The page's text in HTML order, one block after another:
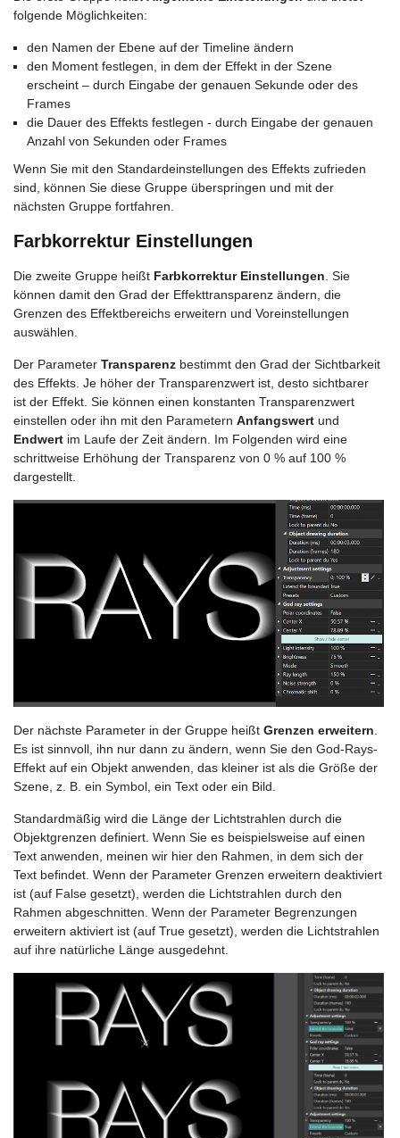
folgende Möglichkeiten:
den Namen der Ebene auf der Timeline ändern
den Moment festlegen, in dem der Effekt in der Szene
erscheint – durch Eingabe der genauen Sekunde oder des
Frames
die Dauer des Effekts festlegen - durch Eingabe der genauen
Anzahl von Sekunden oder Frames
Wenn Sie mit den Standardeinstellungen des Effekts zufrieden
sind, können Sie diese Gruppe überspringen und mit der
nächsten Gruppe fortfahren.
Farbkorrektur Einstellungen
Die zweite Gruppe heißt Farbkorrektur Einstellungen. Sie
können damit den Grad der Effekttransparenz ändern, die
Grenzen des Effektbereichs erweitern und Voreinstellungen
auswählen.
Der Parameter Transparenz bestimmt den Grad der Sichtbarkeit
des Effekts. Je höher der Transparenzwert ist, desto sichtbarer
ist der Effekt. Sie können einen konstanten Transparenzwert
einstellen oder ihn mit den Parametern Anfangswert und
Endwert im Laufe der Zeit ändern. Im Folgenden wird eine
schrittweise Erhöhung der Transparenz von 0 % auf 100 %
dargestellt.
Der nächste Parameter in der Gruppe heißt Grenzen erweitern
Es ist sinnvoll, ihn nur dann zu ändern, wenn Sie den God-Rays-
Effekt auf ein Objekt anwenden, das kleiner ist als die Größe der
Szene, z. B. ein Symbol, ein Text oder ein Bild.
Standardmäßig wird die Länge der Lichtstrahlen durch die
Objektgrenzen definiert. Wenn Sie es beispielsweise auf einen
Text anwenden, meinen wir hier den Rahmen, in dem sich der
Text befindet. Wenn der Parameter Grenzen erweitern deaktiviert
ist (auf False gesetzt), werden die Lichtstrahlen durch den
Rahmen abgeschnitten. Wenn der Parameter Begrenzungen
erweitern aktiviert ist (auf True gesetzt), werden die Lichtstrahlen
auf ihre natürliche Länge ausgedehnt.